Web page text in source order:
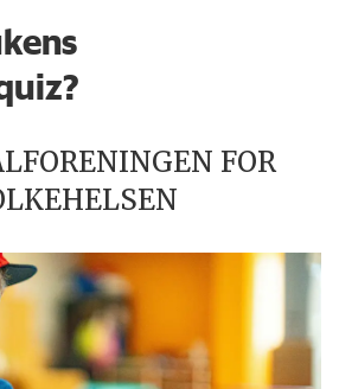
FOR